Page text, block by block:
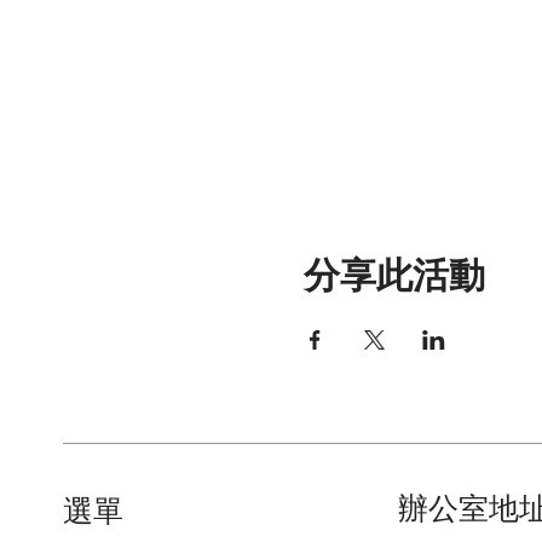
分享此活動
​選單 辦公室地